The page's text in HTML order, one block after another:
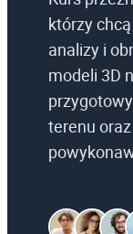
którzy
analizy i
modeli 3D
terenu
Promocje
Wiedza